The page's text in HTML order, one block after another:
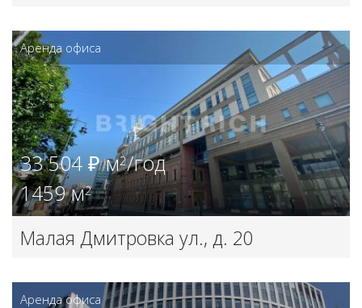
Аренда офиса
33 504 ₽ м2/год
1459 м2
Малая Дмитровка ул., д. 20
Аренда офиса